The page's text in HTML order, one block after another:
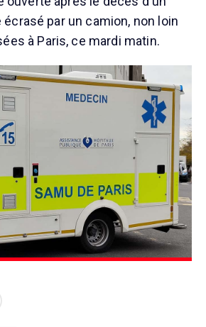
par un camion, non loin
à Paris, ce mardi matin.